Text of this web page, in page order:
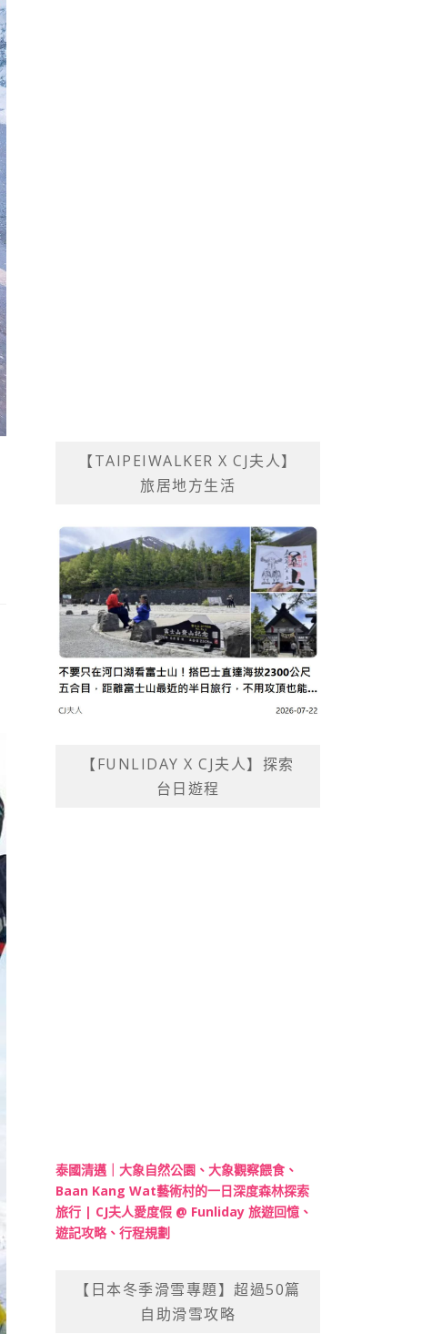
【TAIPEIWALKER X CJ夫人】
旅居地方生活
【FUNLIDAY X CJ夫人】探索
台日遊程
泰國清邁｜大象自然公園、大象觀察餵食、
Baan Kang Wat藝術村的一日深度森林探索
旅行 | CJ夫人愛度假 @ Funliday 旅遊回憶、
遊記攻略、行程規劃
【日本冬季滑雪專題】超過50篇
自助滑雪攻略